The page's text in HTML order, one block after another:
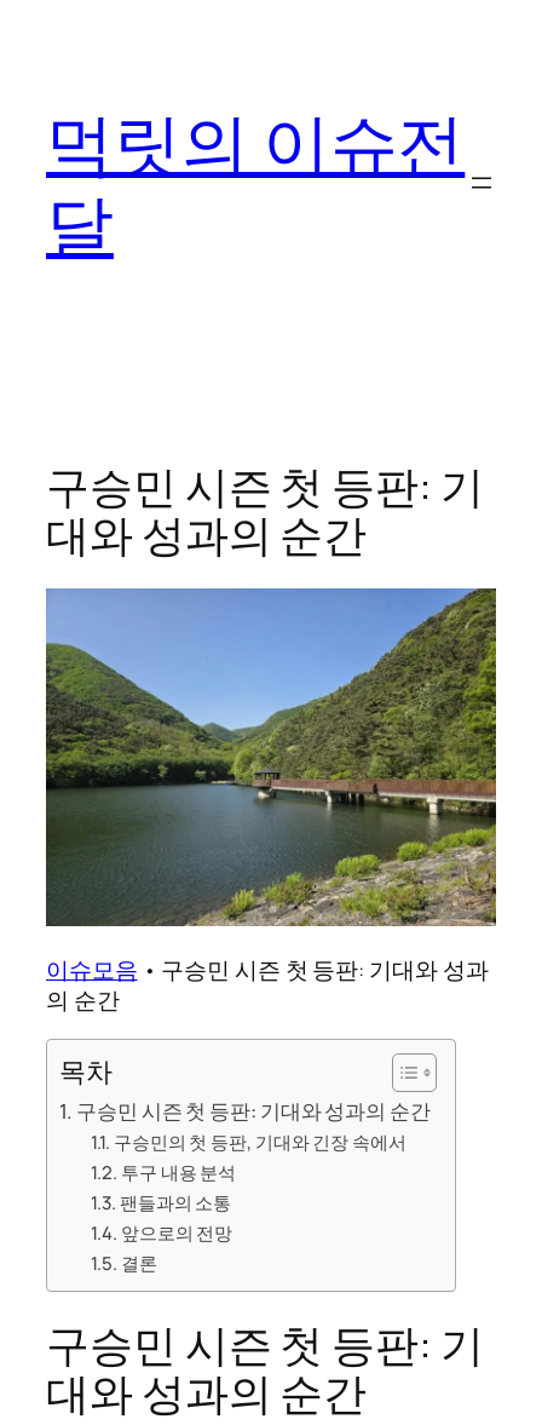
먹릿의 이슈전
달
구승민 시즌 첫 등판: 기
대와 성과의 순간
이슈모음 • 구승민 시즌 첫 등판: 기대와 성과
의 순간
목차
구승민 시즌 첫 등판: 기대와 성과의 순간
구승민의 첫 등판, 기대와 긴장 속에서
투구 내용 분석
팬들과의 소통
앞으로의 전망
결론
구승민 시즌 첫 등판: 기
대와 성과의 순간